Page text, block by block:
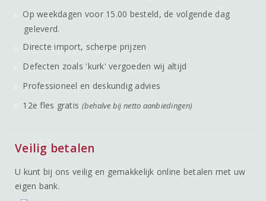
Op weekdagen voor 15.00 besteld, de volgende dag
geleverd.
Directe import, scherpe prijzen
Defecten zoals 'kurk' vergoeden wij altijd
Professioneel en deskundig advies
12e fles gratis (behalve bij netto aanbiedingen)
Veilig betalen
U kunt bij ons veilig en gemakkelijk online betalen met uw
eigen bank.